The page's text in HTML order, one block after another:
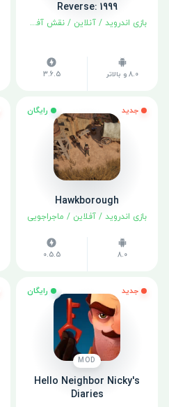
Reverse: 1999
بازی اندروید / آنلاین / نقش آفرینی
8.0 و بالاتر 3.6.5
جدید رایگان
Hawkborough
بازی اندروید / آفلاین / ماجراجویی
8.0
0.5.5
جدید رایگان
MOD
Hello Neighbor Nicky's
Diaries